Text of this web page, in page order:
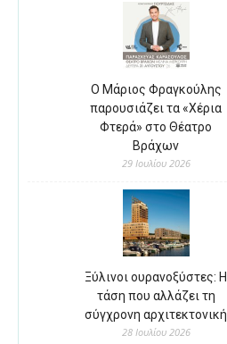
Ο Μάριος Φραγκούλης
παρουσιάζει τα «Χέρια
Φτερά» στο Θέατρο
Βράχων
29 Ιουλίου 2026
Ξύλινοι ουρανοξύστες: Η
τάση που αλλάζει τη
σύγχρονη αρχιτεκτονική
28 Ιουλίου 2026